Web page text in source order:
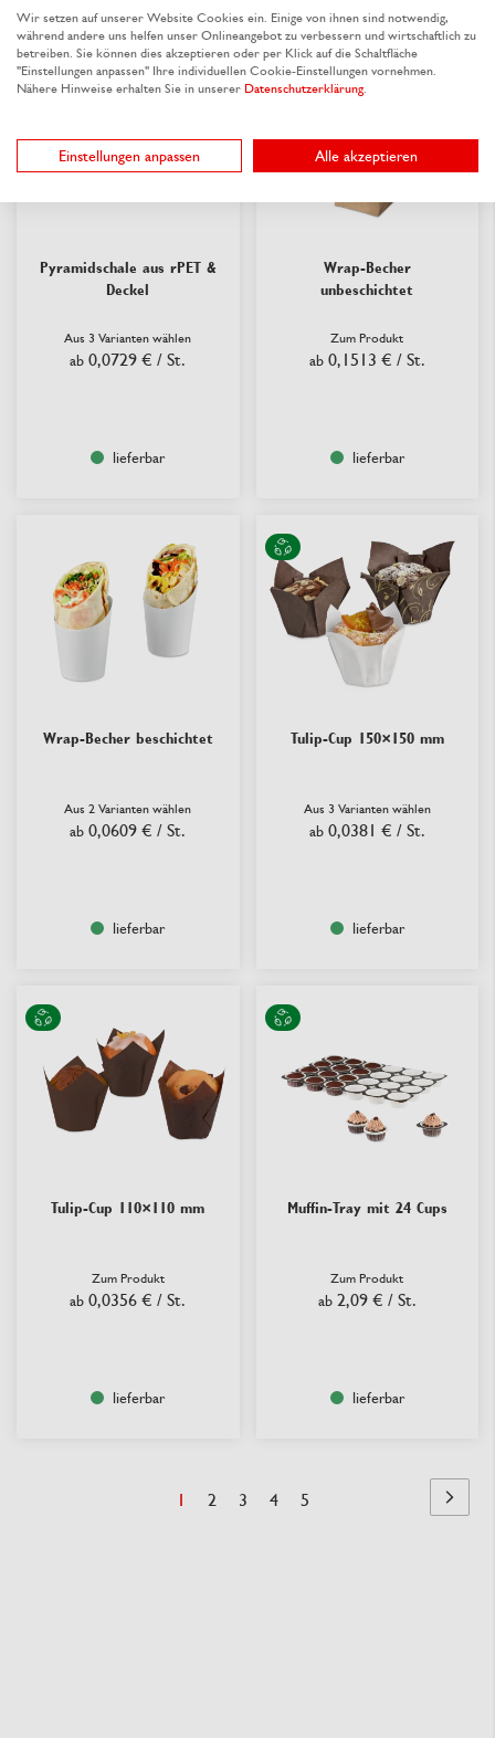
Pyramidschale aus rPET &
Deckel
Aus 3 Varianten wählen
ab 0,0729 € / St.
lieferbar
Wrap-Becher
unbeschichtet
Zum Produkt
ab 0,1513 € / St.
lieferbar
Wrap-Becher beschichtet
Aus 2 Varianten wählen
ab 0,0609 € / St.
lieferbar
Tulip-Cup 150×150 mm
Aus 3 Varianten wählen
ab 0,0381 € / St.
lieferbar
Tulip-Cup 110×110 mm
Zum Produkt
ab 0,0356 € / St.
lieferbar
Muffin-Tray mit 24 Cups
Zum Produkt
ab 2,09 € / St.
lieferbar
Sie
1 Seite
2 Seite
3 Seite
4 Seite
5
Seite
Wir setzen auf unserer Website Cookies ein. Einige von ihnen sind notwendig,
während andere uns helfen unser Onlineangebot zu verbessern und wirtschaftlich zu
betreiben. Sie können dies akzeptieren oder per Klick auf die Schaltfläche
"Einstellungen anpassen" Ihre individuellen Cookie-Einstellungen vornehmen.
Nähere Hinweise erhalten Sie in unserer Datenschutzerklärung
Einstellungen anpassen Alle akzeptieren